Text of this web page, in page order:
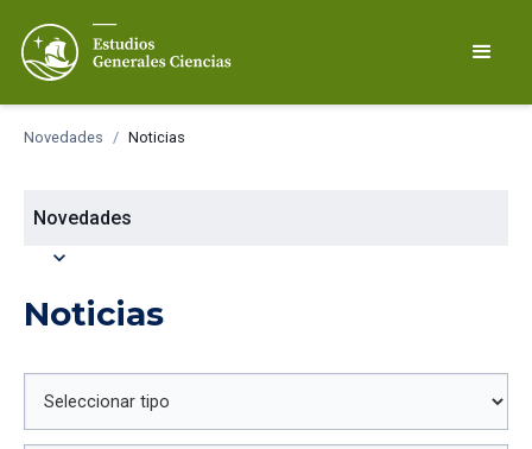
Novedades / Noticias
Novedades
expand_more
Noticias